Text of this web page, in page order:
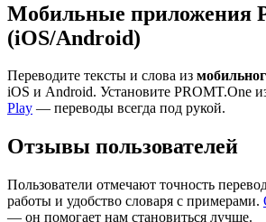
Мобильные приложения
(iOS/Android)
Переводите тексты и слова из
iOS и Android. Установите PROMT.One
Play — переводы всегда под рукой.
Отзывы пользователей
Пользователи отмечают точность
работы и удобство словаря с примерами.
— он помогает нам становиться лучше.